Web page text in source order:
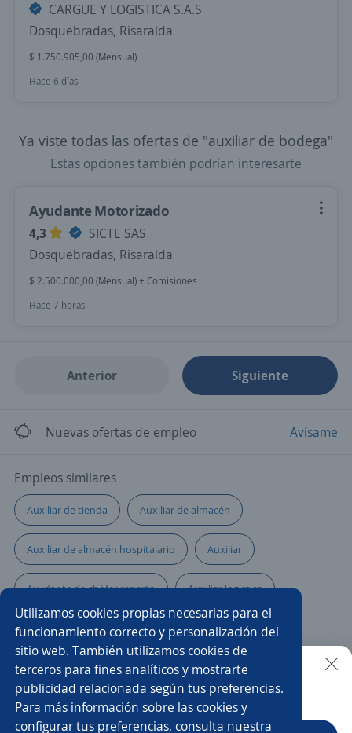
Utilizamos cookies propias necesarias para el
funcionamiento correcto y personalización del
sitio web. También utilizamos cookies de
terceros para fines analíticos y mostrarte
publicidad relacionada según tus preferencias.
Para más información sobre las cookies y
configurar tus preferencias, consulta nuestra
CARGUE Y LOGISTICA S.A.S
Dosquebradas, Risaralda
$ 1.750.905,00 (Mensual)
Hace 6 días
Ya viste todas las ofertas de "auxiliar de bodega"
Estas opciones también podrían interesarte
Ayudante Motorizado
4,3
SICTE SAS
Dosquebradas, Risaralda
$ 2.500.000,00 (Mensual) + Comisiones
Hace 7 horas
Anterior Siguiente
Nuevas ofertas de empleo Avísame
Empleos similares
Auxiliar de tienda Auxiliar de almacén
Auxiliar de almacén hospitalario Auxiliar
Ayudante de chófer reparto Auxiliar logística
Auxiliar de contratación Auxiliar de camioneta
Auxiliar de auditoría en almacén Asistente de ventas
Auxiliar de despachos Chófer ayudante
Buscar es más fácil en la app